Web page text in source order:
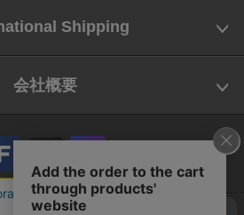
Shipping
会社概要